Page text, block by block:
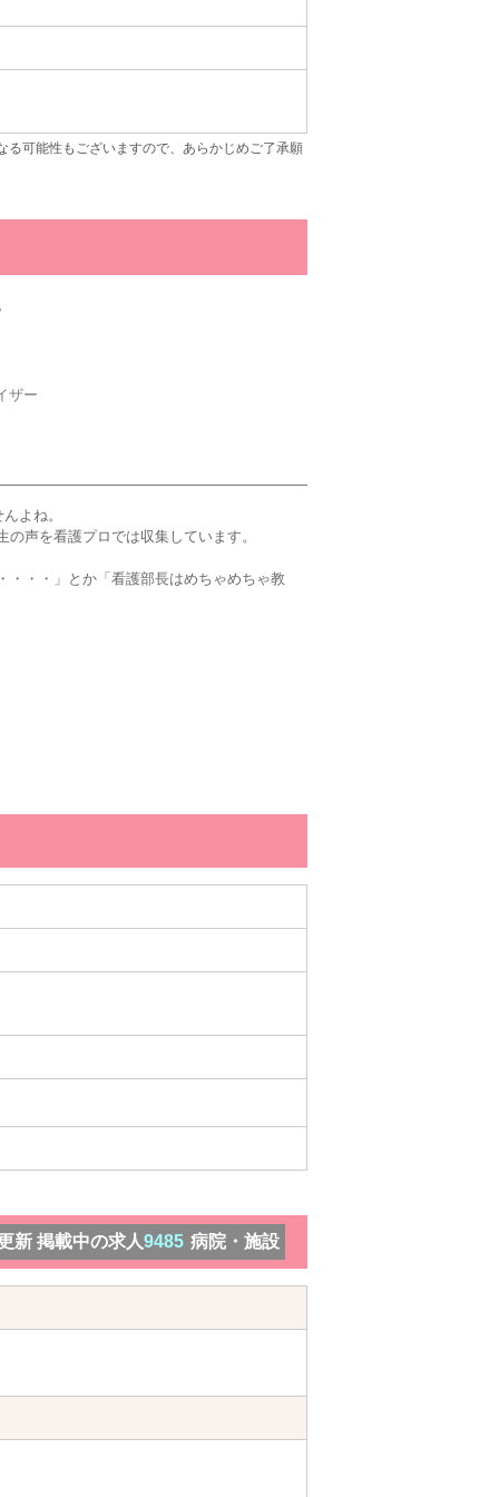
可能性もございますので、あらかじめご了承願
ザー
よね。
声を看護プロでは収集しています。
・・・」とか「看護部長はめちゃめちゃ教
新 掲載中の求人9485 病院・施設